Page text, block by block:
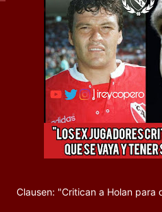
Clausen: "Critican a Holan para